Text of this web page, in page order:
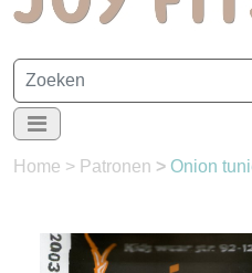
Home > Patronen > Onion